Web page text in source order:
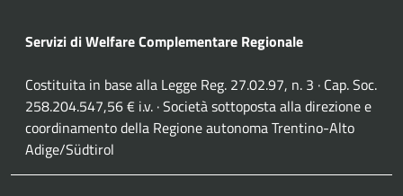
Servizi di Welfare Complementare Regionale
Costituita in base alla Legge Reg. 27.02.97, n. 3 · Cap. Soc.
258.204.547,56 € i.v. · Società sottoposta alla direzione e
coordinamento della Regione autonoma Trentino-Alto
Adige/Südtirol